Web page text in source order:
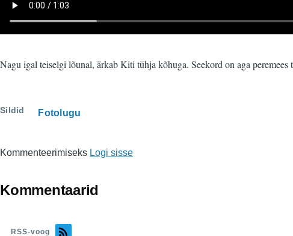
Nagu igal teiselgi lõunal, ärkab Kiti tühja kõhuga. Seekord on aga
Sildid Fotolugu
Kommenteerimiseks Logi sisse
Kommentaarid
RSS-voog